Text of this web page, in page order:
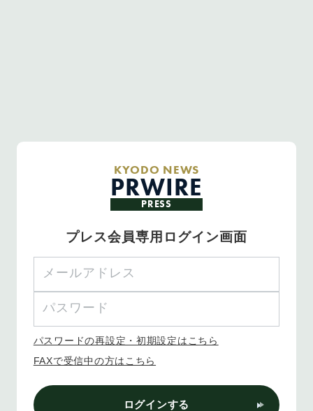
KYODO NEWS
PRWIRE
PRESS
プレス会員専用ログイン画面
パスワードの再設定・初期設定はこちら
FAXで受信中の方はこちら
ログインする